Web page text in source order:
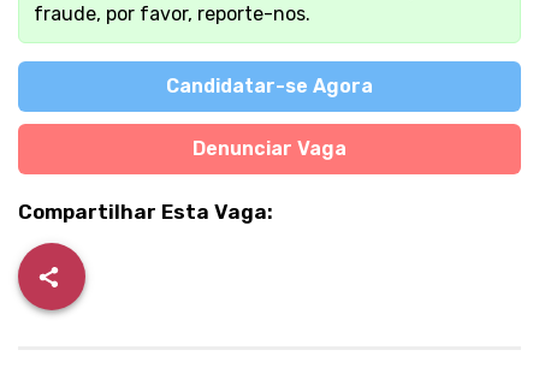
fraude, por favor, reporte-nos.
Candidatar-se Agora
Denunciar Vaga
Compartilhar Esta Vaga: